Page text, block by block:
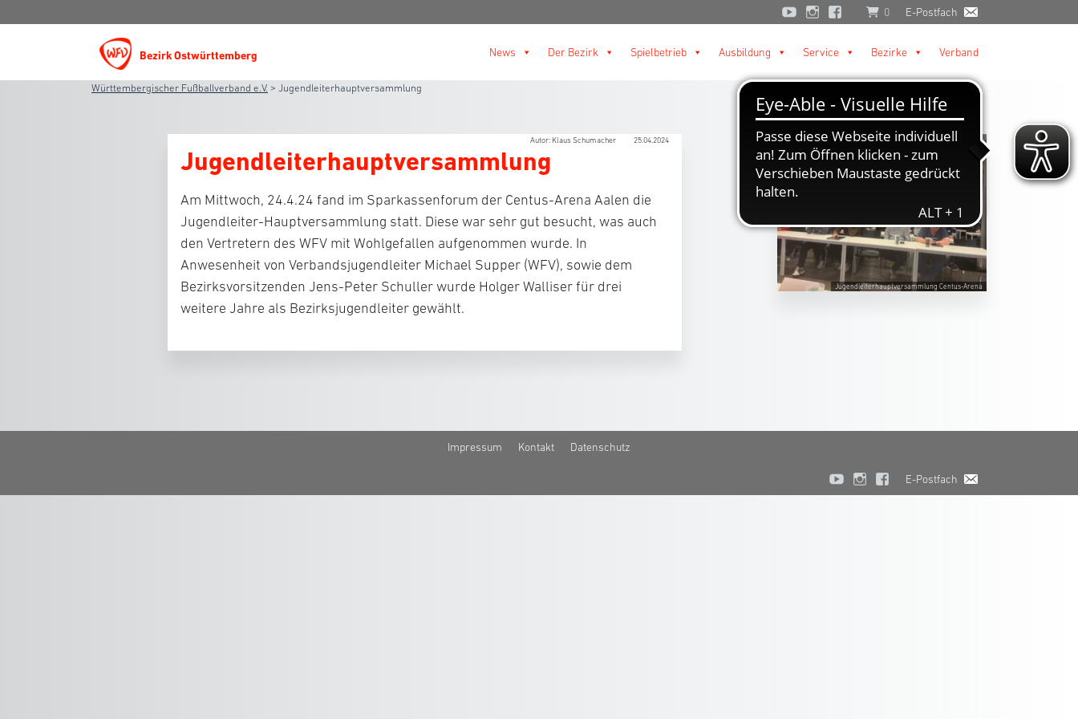
0 E-Postfach
Bezirk Ostwürttemberg News Der Bezirk Spielbetrieb Ausbildung Service Bezirke Verband
Württembergischer Fußballverband e.V. > Jugendleiterhauptversammlung
Autor: Klaus Schumacher 25.04.2024
Jugendleiterhauptversammlung
Am Mittwoch, 24.4.24 fand im Sparkassenforum der Centus-Arena Aalen die
Jugendleiter-Hauptversammlung statt. Diese war sehr gut besucht, was auch
den Vertretern des WFV mit Wohlgefallen aufgenommen wurde. In
Anwesenheit von Verbandsjugendleiter Michael Supper (WFV), sowie dem
Bezirksvorsitzenden Jens-Peter Schuller wurde Holger Walliser für drei
weitere Jahre als Bezirksjugendleiter gewählt.
Jugendleiterhauptversammlung Centus-Arena
Impressum Kontakt Datenschutz
E-Postfach